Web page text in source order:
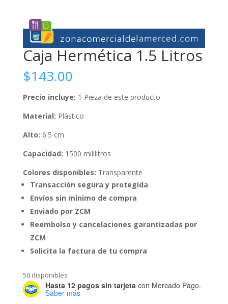
Caja Hermética 1.5 Litros
$143.00
Precio incluye: 1 Pieza de este producto
Material: Plástico
Alto: 6.5 cm
Capacidad: 1500 mililitros
Colores disponibles: Transparente
Transacción segura y protegida
Envíos sin mínimo de compra
Enviado por ZCM
Reembolso y cancelaciones garantizadas por
ZCM
Solicita la factura de tu compra
50 disponibles
Hasta 12 pagos sin tarjetacon Mercado Pago.
Saber más